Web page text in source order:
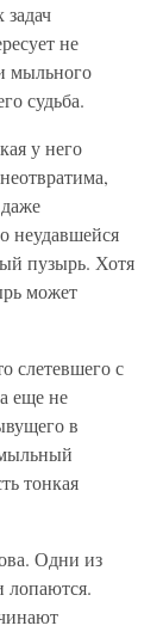
не
мыльного
судьба.
у него
неудавшейся
пузырь. Хотя
может
слетевшего с
еще не
в
тонкая
Одни из
лопаются.